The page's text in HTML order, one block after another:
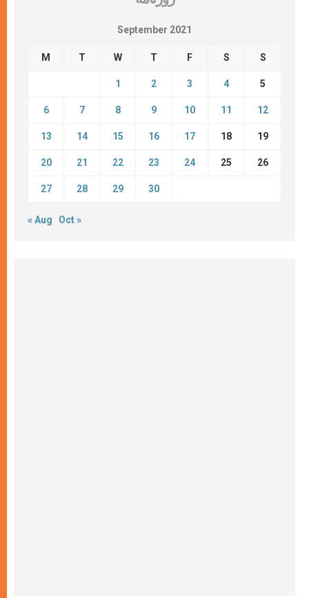
September 2021
M T W T F S S
1 2 3 4 5
6 7 8 9 10 11 12
13 14 15 16 17 18 19
20 21 22 23 24 25 26
27 28 29 30
« Aug Oct »